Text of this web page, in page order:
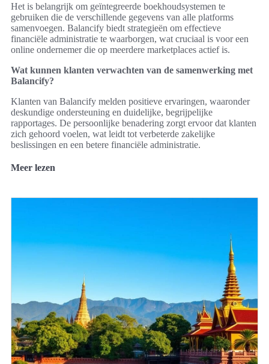
Het is belangrijk om geïntegreerde boekhoudsystemen te
gebruiken die de verschillende gegevens van alle platforms
samenvoegen. Balancify biedt strategieën om effectieve
financiële administratie te waarborgen, wat cruciaal is voor een
online ondernemer die op meerdere marketplaces actief is.
Wat kunnen klanten verwachten van de samenwerking met
Balancify?
Klanten van Balancify melden positieve ervaringen, waaronder
deskundige ondersteuning en duidelijke, begrijpelijke
rapportages. De persoonlijke benadering zorgt ervoor dat klanten
zich gehoord voelen, wat leidt tot verbeterde zakelijke
beslissingen en een betere financiële administratie.
Meer lezen